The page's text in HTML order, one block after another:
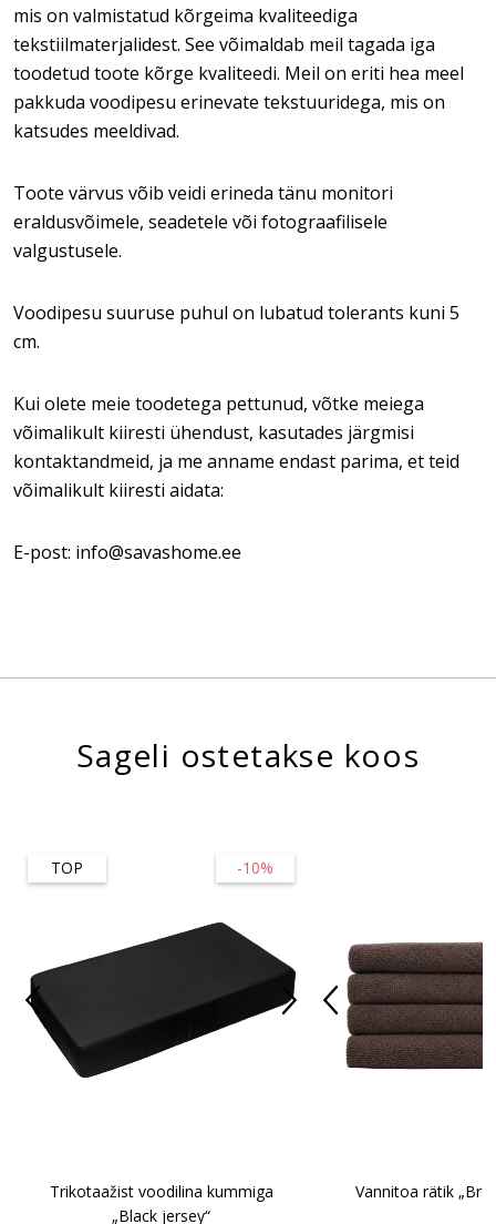
mis on valmistatud kõrgeima kvaliteediga
tekstiilmaterjalidest. See võimaldab meil tagada iga
toodetud toote kõrge kvaliteedi. Meil on eriti hea meel
pakkuda voodipesu erinevate tekstuuridega, mis on
katsudes meeldivad.
Toote värvus võib veidi erineda tänu monitori
eraldusvõimele, seadetele või fotograafilisele
valgustusele.
Voodipesu suuruse puhul on lubatud tolerants kuni 5
cm.
Kui olete meie toodetega pettunud, võtke meiega
võimalikult kiiresti ühendust, kasutades järgmisi
kontaktandmeid, ja me anname endast parima, et teid
võimalikult kiiresti aidata:
E-post: info@savashome.ee
Sageli ostetakse koos
-10%
TOP
Trikotaažist voodilina kummiga
„Black jersey“
Vannitoa rätik